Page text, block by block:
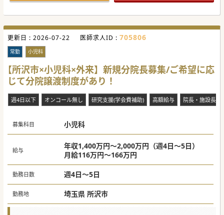
更新日 : 2026-07-22 医師求人ID : 705806
常勤 小児科
【所沢市×小児科×外来】新規分院長募集/ご希望に応
じて分院譲渡制度があり！
週4日以下 オンコール無し 研究支援(学会費補助) 高額給与 院長・施設長募
募集科目 小児科
給与
年収1,400万円～2,000万円（週4日～5日）
月給116万円～166万円
勤務日数 週4日～5日
勤務地 埼玉県 所沢市